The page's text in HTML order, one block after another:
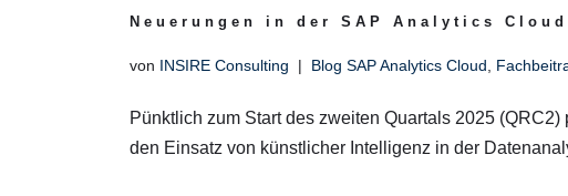
Neuerungen in der SAP Analytics Cloud
von INSIRE Consulting Blog SAP Analytics Cloud
Pünktlich zum Start des zweiten Quartals 2025
den Einsatz von künstlicher Intelligenz in der